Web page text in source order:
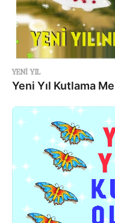
YENI YIL
Yeni Yıl Kutlama